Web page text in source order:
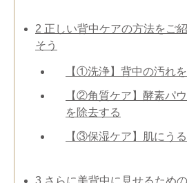
2 正しい背中ケアの方法をご
そう
【①洗浄】背中の汚れ
【②角質ケア】酵素パ
を除去する
【③保湿ケア】肌にう
3 さらに美背中に見せるため